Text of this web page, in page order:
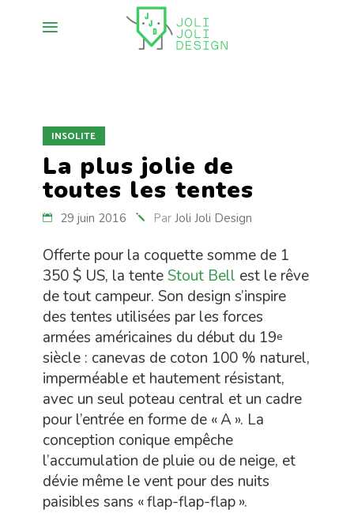
INSOLITE
La plus jolie de
toutes les tentes
29 juin 2016 Par Joli Joli Design
Offerte pour la coquette somme de 1
350 $ US, la tenteStout Bell est le rêve
de tout campeur. Son design s’inspire
des tentes utilisées par les forces
armées américaines du début du 19e
siècle : canevas de coton 100 % naturel,
imperméable et hautement résistant,
avec un seul poteau central et un cadre
pour l’entrée en forme de « A ». La
conception conique empêche
l’accumulation de pluie ou de neige, et
dévie même le vent pour des nuits
paisibles sans « flap-flap-flap ».